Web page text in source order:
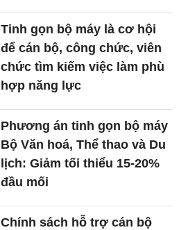
Tinh gọn bộ máy là cơ hội
để cán bộ, công chức, viên
chức tìm kiếm việc làm phù
hợp năng lực
Phương án tinh gọn bộ máy
Bộ Văn hoá, Thể thao và Du
lịch: Giảm tối thiểu 15-20%
đầu mối
Chính sách hỗ trợ cán bộ